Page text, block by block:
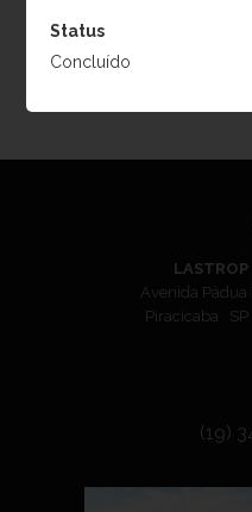
Status
Concluído
LASTROP
Avenida
Piracicaba
(19)